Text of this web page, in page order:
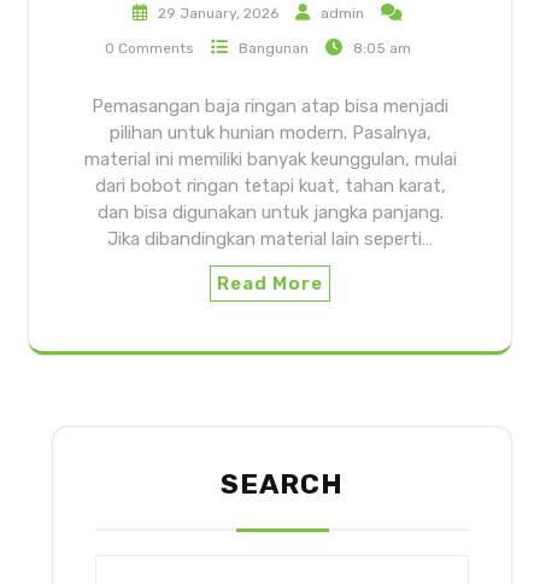
29 January, 2026 admin
0 Comments Bangunan 8:05 am
Pemasangan baja ringan atap bisa menjadi
pilihan untuk hunian modern. Pasalnya,
material ini memiliki banyak keunggulan, mulai
dari bobot ringan tetapi kuat, tahan karat,
dan bisa digunakan untuk jangka panjang.
Jika dibandingkan material lain seperti…
Read More
SEARCH